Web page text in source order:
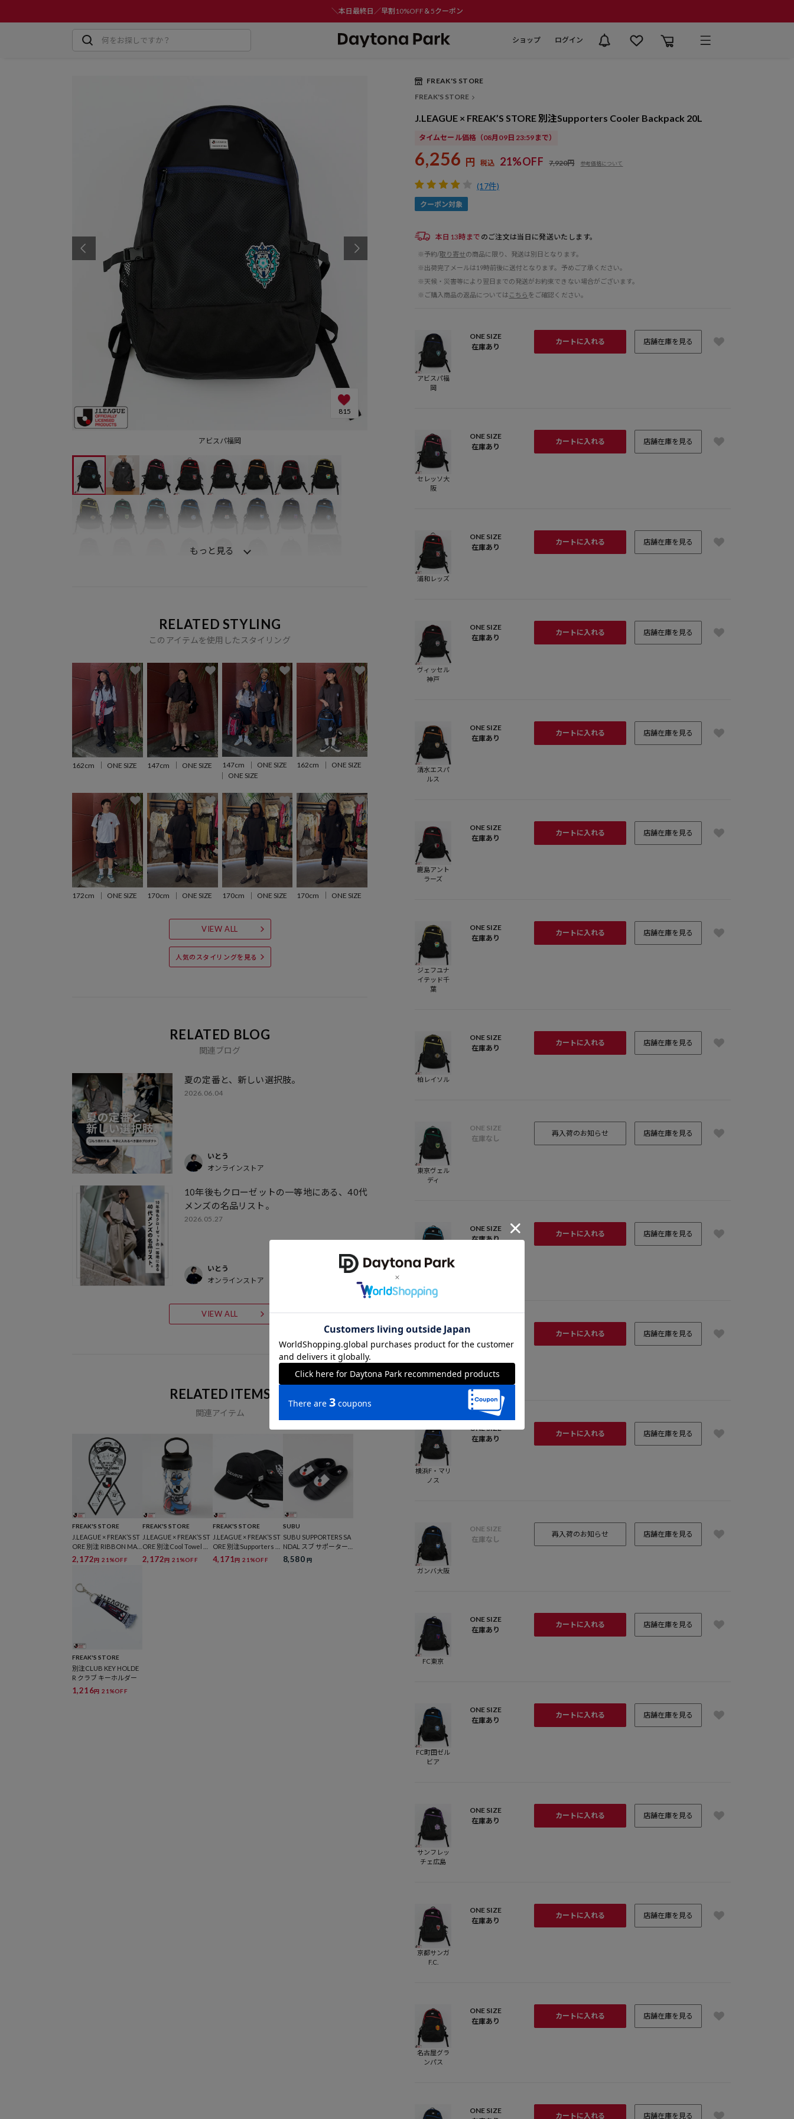
＼本日最終日／早割10%OFF＆5クーポン
ショップ ログイン
アビスパ福岡
815
もっと見る
RELATED STYLING
このアイテムを使用したスタイリング
162cm ONE SIZE 147cm ONE SIZE 147cm
ONE SIZE
ONE SIZE
162cm ONE SIZE
172cm ONE SIZE 170cm ONE SIZE 170cm ONE SIZE 170cm ONE SIZE
VIEW ALL
人気のスタイリングを見る
RELATED BLOG
関連ブログ
夏の定番と、新しい選択肢。
2026.06.04
いとう
オンラインストア
10年後もクローゼットの一等地にある、40代
メンズの名品リスト。
2026.05.27
いとう
オンラインストア
VIEW ALL
RELATED ITEMS
関連アイテム
FREAK'S STORE
J.LEAGUE × FREAK’S ST
ORE 別注 RIBBON MA
GNETリボンマグネット
2,172円 21%OFF
FREAK'S STORE
J.LEAGUE × FREAK’S ST
ORE 別注Cool Towel M
uffler W/Bottle
2,172円 21%OFF
FREAK'S STORE
J.LEAGUE × FREAK’S ST
ORE 別注Supporters U
V Cut Cap
4,171円 21%OFF
SUBU
SUBU SUPPORTERS SA
NDAL スブ サポーター
ズ サンダル
8,580円
FREAK'S STORE
別注CLUB KEY HOLDE
R クラブ キーホルダー
1,216円 21%OFF
FREAK'S STORE
FREAK'S STORE
J.LEAGUE × FREAK’S STORE 別注Supporters Cooler Backpack 20L
タイムセール価格（08月09日 23:59まで）
6,256 円 税込 21%OFF 7,920円 参考価格について
(17件)
本日13時まで のご注文は当日に発送いたします。
※予約/取り寄せの商品に限り、発送は別日となります。
※出荷完了メールは19時前後に送付となります。予めご了承ください。
※天候・災害等により翌日までの発送がお約束できない場合がございます。
※ご購入商品の返品については こちら をご確認ください。
アビスパ福
岡
ONE SIZE
在庫あり
カートに入れる 店舗在庫を見る
セレッソ大
阪
ONE SIZE
在庫あり
カートに入れる 店舗在庫を見る
浦和レッズ
ONE SIZE
在庫あり
カートに入れる 店舗在庫を見る
ヴィッセル
神戸
ONE SIZE
在庫あり
カートに入れる 店舗在庫を見る
清水エスパ
ルス
ONE SIZE
在庫あり
カートに入れる 店舗在庫を見る
鹿島アント
ラーズ
ONE SIZE
在庫あり
カートに入れる 店舗在庫を見る
ジェフユナ
イテッド千
葉
ONE SIZE
在庫あり
カートに入れる 店舗在庫を見る
柏レイソル
ONE SIZE
在庫あり
カートに入れる 店舗在庫を見る
東京ヴェル
ディ
ONE SIZE
在庫なし
再入荷のお知らせ 店舗在庫を見る
川崎フロン
ONE SIZE
在庫あり
カートに入れる 店舗在庫を見る
ONE SIZE
カートに入れる 店舗在庫を見る
横浜F・マリ
ノス
ONE SIZE
在庫あり
カートに入れる 店舗在庫を見る
ガンバ大阪
ONE SIZE
在庫なし
再入荷のお知らせ 店舗在庫を見る
FC東京
ONE SIZE
在庫あり
カートに入れる 店舗在庫を見る
FC町田ゼル
ビア
ONE SIZE
在庫あり
カートに入れる 店舗在庫を見る
サンフレッ
チェ広島
ONE SIZE
在庫あり
カートに入れる 店舗在庫を見る
京都サンガ
F.C.
ONE SIZE
在庫あり
カートに入れる 店舗在庫を見る
名古屋グラ
ンパス
ONE SIZE
在庫あり
カートに入れる 店舗在庫を見る
ONE SIZE
カートに入れる 店舗在庫を見る